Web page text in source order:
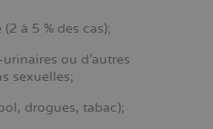
à 5 % des cas);
ou d'autres
sexuelles;
drogues, tabac);